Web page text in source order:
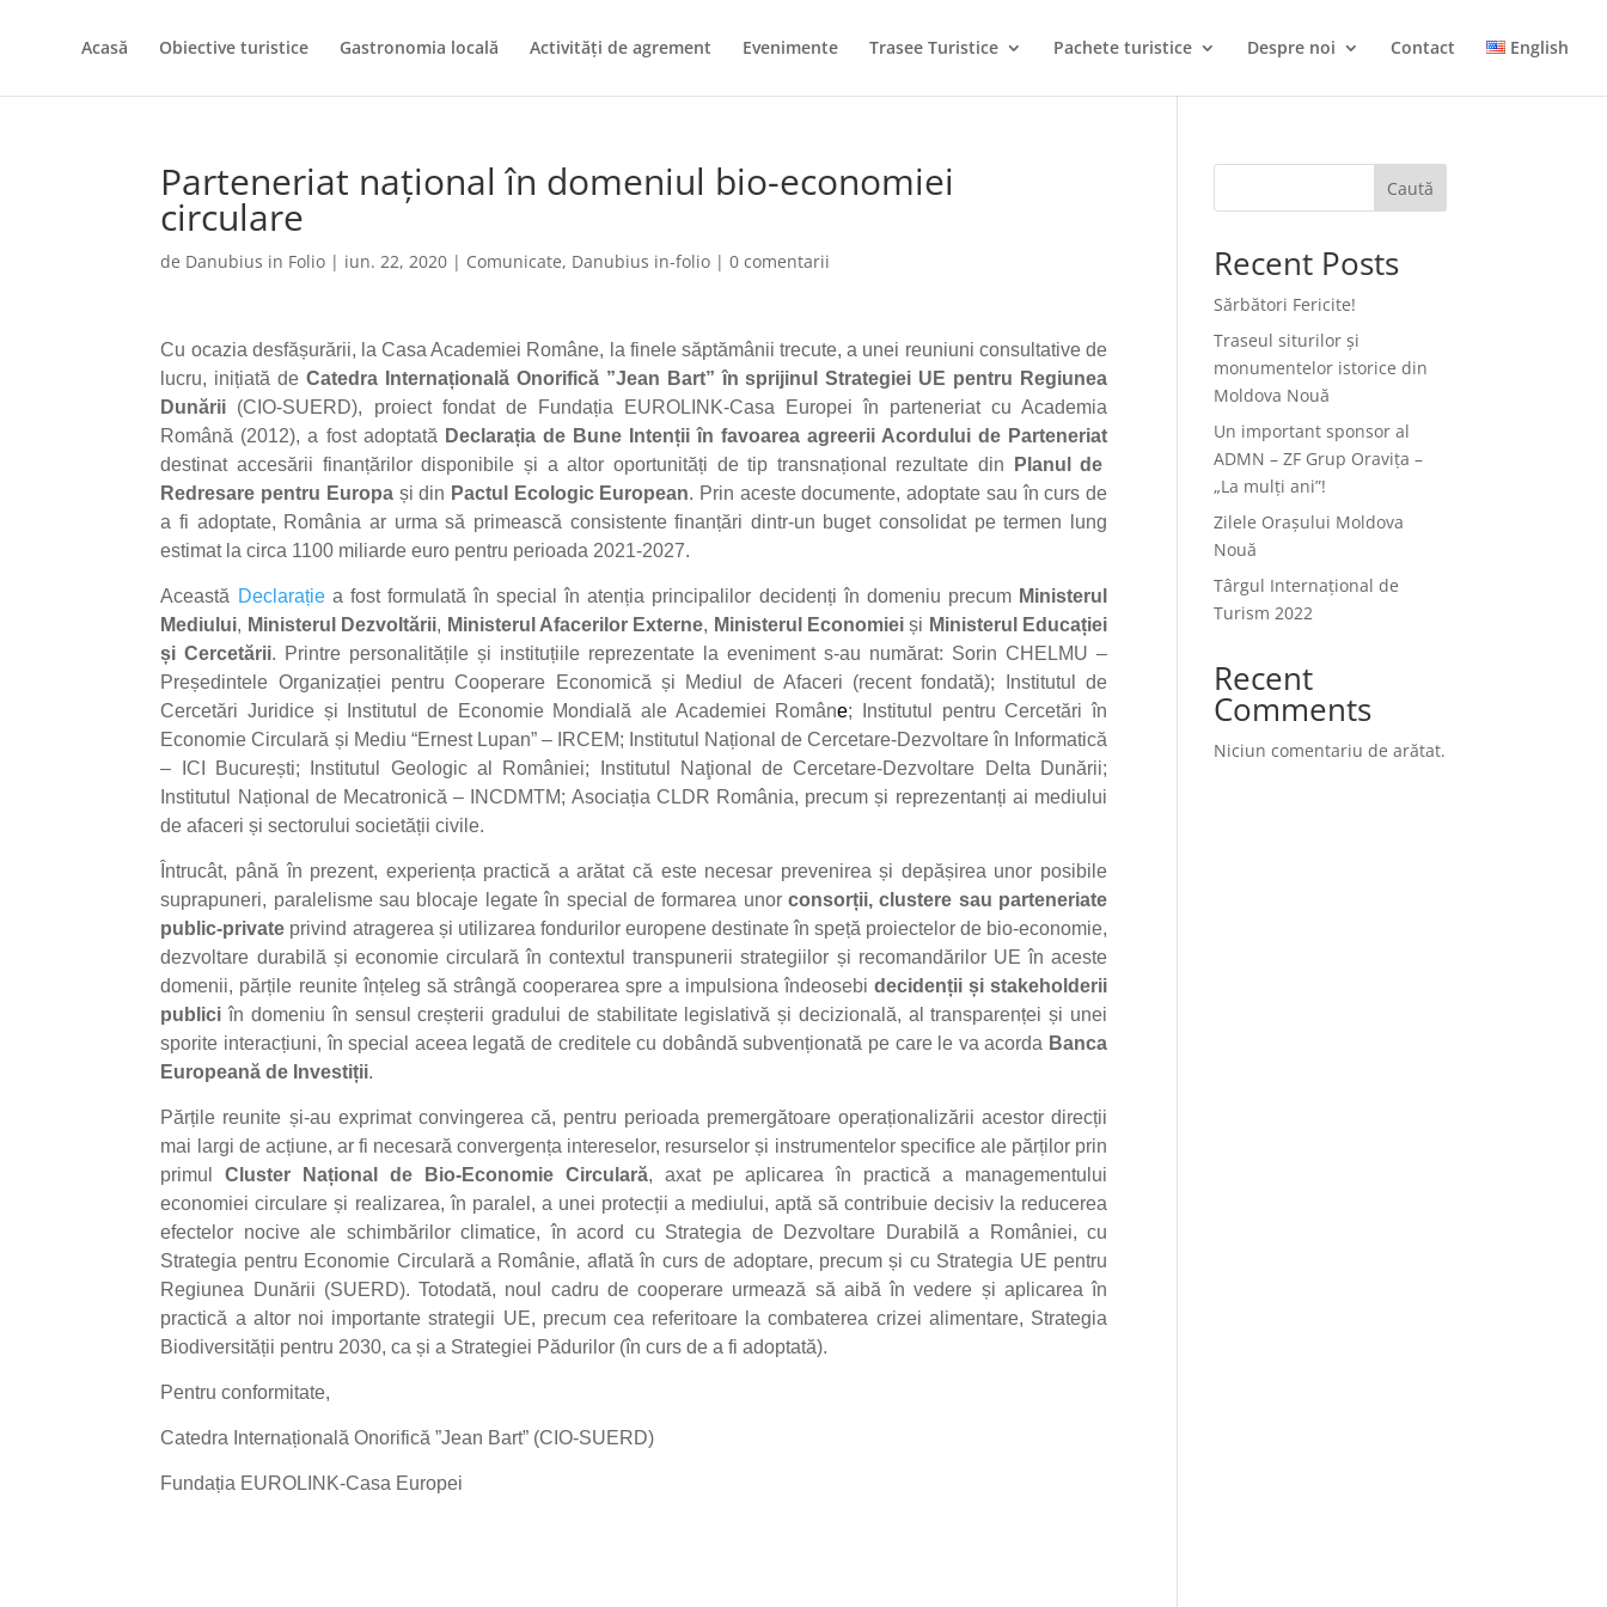
Acasă Obiective turistice Gastronomia locală Activități de agrement Evenimente Trasee Turistice Pachete turistice Despre noi Contact English
Parteneriat național în domeniul bio-economiei
circulare
de Danubius in Folio | iun. 22, 2020 | Comunicate, Danubius in-folio |0 comentarii
Cu ocazia desfășurării, la Casa Academiei Române, la finele săptămânii trecute, a unei reuniuni consultative de
lucru, inițiată deCatedra Internațională Onorifică ”Jean Bart” în sprijinul Strategiei UE pentru Regiunea
Dunării (CIO-SUERD), proiect fondat de Fundația EUROLINK-Casa Europei în parteneriat cu Academia
Română (2012), a fost adoptată Declarația de Bune Intenții în favoarea agreerii Acordului de Parteneriat
destinat accesării finanțărilor disponibile și a altor oportunități de tip transnațional rezultate din
Planul de
Redresare pentru Europași din Pactul Ecologic European. Prin aceste documente, adoptate sau în curs de
a fi adoptate, România ar urma să primească consistente finanțări dintr-un buget consolidat pe termen lung
estimat la circa 1100 miliarde euro pentru perioada 2021-2027.
Această Declarațiea fost formulată în special în atenția principalilor decidenți în domeniu precum Ministerul
Mediului, Ministerul Dezvoltării, Ministerul Afacerilor Externe, Ministerul Economieiși Ministerul Educației
și Cercetării. Printre personalitățile și instituțiile reprezentate la eveniment s-au numărat: Sorin CHELMU –
Președintele Organizației pentru Cooperare Economică și Mediul de Afaceri (recent fondată); Institutul de
Cercetări Juridice și Institutul de Economie Mondială ale Academiei Române; Institutul pentru Cercetări în
Economie Circulară și Mediu “Ernest Lupan” – IRCEM; Institutul Național de Cercetare-Dezvoltare în Informatică
– ICI București; Institutul Geologic al României; Institutul Naţional de Cercetare-Dezvoltare Delta Dunării;
Institutul Național de Mecatronică – INCDMTM; Asociația CLDR România, precum și reprezentanți ai mediului
de afaceri și sectorului societății civile.
Întrucât, până în prezent, experiența practică a arătat că este necesar prevenirea și depășirea unor posibile
suprapuneri, paralelisme sau blocaje legate în special de formarea unor consorții, clustere sau parteneriate
public-private privind atragerea și utilizarea fondurilor europene destinate în speță proiectelor de bio-economie,
dezvoltare durabilă și economie circulară în contextul transpunerii strategiilor și recomandărilor UE în aceste
domenii, părțile reunite înțeleg să strângă cooperarea spre a impulsiona îndeosebi decidenții și stakeholderii
publiciîn domeniu în sensul creșterii gradului de stabilitate legislativă și decizională, al transparenței și unei
sporite interacțiuni, în special aceea legată de creditele cu dobândă subvenționată pe care le va acorda Banca
Europeană de Investiții.
Părțile reunite și-au exprimat convingerea că, pentru perioada premergătoare operaționalizării acestor direcții
mai largi de acțiune, ar fi necesară convergența intereselor, resurselor și instrumentelor specifice ale părților prin
primulCluster Național de Bio-Economie Circulară, axat pe aplicarea în practică a managementului
economiei circulare și realizarea, în paralel, a unei protecții a mediului, aptă să contribuie decisiv la reducerea
efectelor nocive ale schimbărilor climatice, în acord cu Strategia de Dezvoltare Durabilă a României, cu
Strategia pentru Economie Circulară a Românie, aflată în curs de adoptare, precum și cu Strategia UE pentru
Regiunea Dunării (SUERD). Totodată, noul cadru de cooperare urmează să aibă în vedere și aplicarea în
practică a altor noi importante strategii UE, precum cea referitoare la combaterea crizei alimentare, Strategia
Biodiversității pentru 2030, ca și a Strategiei Pădurilor (în curs de a fi adoptată).
Pentru conformitate,
Catedra Internațională Onorifică ”Jean Bart” (CIO-SUERD)
Fundația EUROLINK-Casa Europei
Caută
Recent Posts
Sărbători Fericite!
Traseul siturilor și
monumentelor istorice din
Moldova Nouă
Un important sponsor al
ADMN – ZF Grup Oravița –
„La mulți ani”!
Zilele Orașului Moldova
Nouă
Târgul Internațional de
Turism 2022
Recent
Comments
Niciun comentariu de arătat.